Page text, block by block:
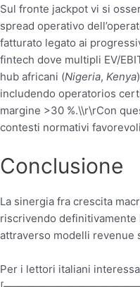
Sul fronte jack­­pot vi si
spread operativo
fatturato legato ai
fintech dove multipli EV/
hub africani (Nigeria, Kenya
includendo operatorios
margine >30 %.\\r\rCon
contesti normativi
Conclusione
La sinergia fra crescita
riscrivendo definitivamente
attraverso modelli revenue